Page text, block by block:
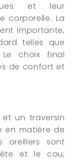
et leur
corporelle. La
importante,
telles que
choix final
de confort et
un traversin
en matière de
oreillers sont
et le cou,